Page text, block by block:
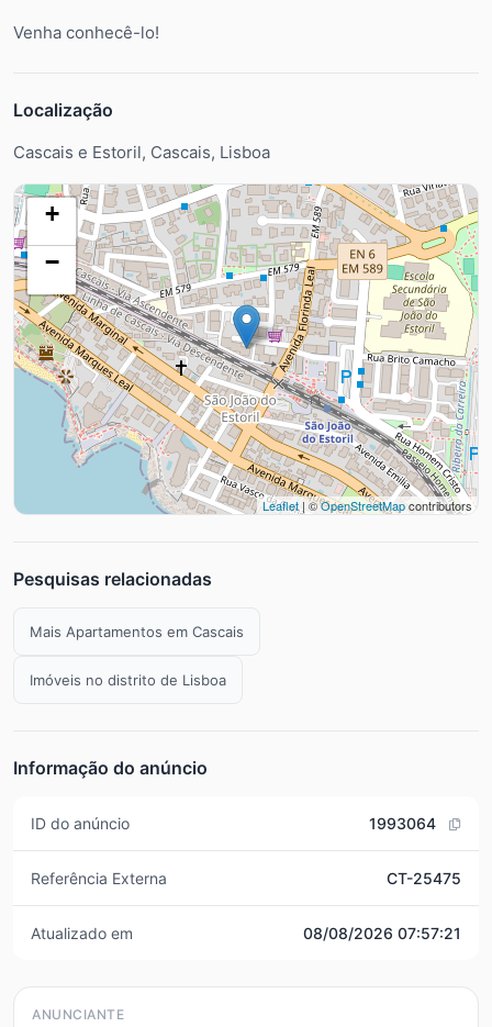
Venha conhecê-lo!
Localização
Cascais e Estoril, Cascais, Lisboa
+
−
Leaflet| ©OpenStreetMapcontributors
Pesquisas relacionadas
Mais Apartamentos em Cascais
Imóveis no distrito de Lisboa
Informação do anúncio
ID do anúncio 1993064
Referência Externa CT-25475
Atualizado em 08/08/2026 07:57:21
ANUNCIANTE